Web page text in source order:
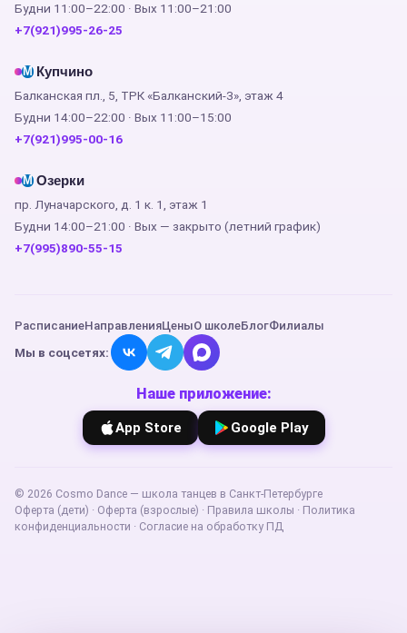
Будни 11:00–22:00 · Вых 11:00–21:00
+7(921)995-26-25
М Купчино
Балканская пл., 5, ТРК «Балканский-3», этаж 4
Будни 14:00–22:00 · Вых 11:00–15:00
+7(921)995-00-16
М Озерки
пр. Луначарского, д. 1 к. 1, этаж 1
Будни 14:00–21:00 · Вых — закрыто (летний график)
+7(995)890-55-15
РасписаниеНаправленияЦеныО школеБлогФилиалы
Мы в соцсетях:
Наше приложение:
App Store Google Play
© 2026 Cosmo Dance — школа танцев в Санкт-Петербурге
Оферта (дети) · Оферта (взрослые) · Правила школы · Политика
конфиденциальности · Согласие на обработку ПД